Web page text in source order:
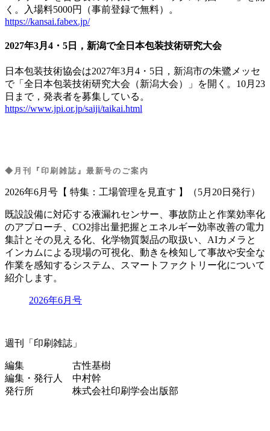
く。入場料5000円（事前登録で無料）。
https://kansai.fabex.jp/
2027年3月4・5日，新潟で全日本包装技術研究大会
日本包装技術協会は2027年3月4・5日，新潟市の朱鷺メッセ
で「全日本包装技術研究大会（新潟大会）」を開く。10月23
日まで，発表者を募集している。
https://www.jpi.or.jp/saiji/taikai.html
◆ 月刊『印刷雑誌』最新号のご案内
2026年6月号【 特集：工場管理を見直す 】（5月20日発行）
既設設備に対応する液漏れセンサー、事故防止と作業効率化
のアプローチ、CO2排出量把握とエネルギー効率改善の電力
集計とその見える化、化学物質製品の取扱い、AIカメラと
インカムによる現場の可視化、動きを検知して事故や安全な
作業を感知するシステム、スマートファクトリー化について
紹介します。
2026年6月号
週刊「印刷雑誌」
編集 古性基樹
編集・発行人 中村幹
発行所 株式会社印刷学会出版部